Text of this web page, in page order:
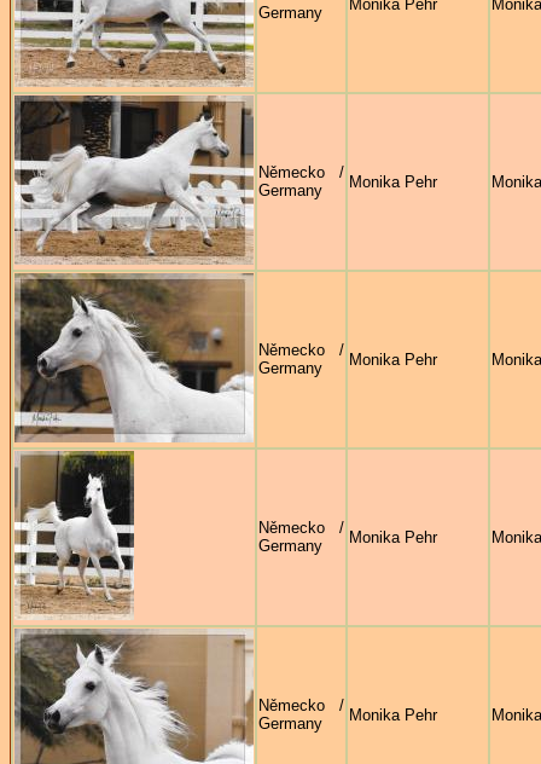
Germany
Monika Pehr
Německo /
Germany
Monika Pehr
Německo /
Germany
Monika Pehr
Německo /
Germany
Monika Pehr
Německo /
Germany
Monika Pehr